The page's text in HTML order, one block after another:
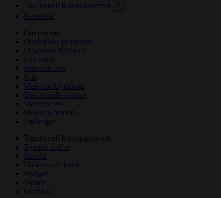
Traditionelt Kunsthåndværk
Kosmetik
Gastronomi
Økologiske produkter
Olivenolie Mallorca
Sobrasada
Mallorca oste
Paté
Mallorca krydderier
Traditionelle spiritus
Mallorca vin
Mallorca mandel
Småkager
Traditionelt Kunsthåndværk
Typiske stoffer
Siurells
Håndlavede knive
Slynger
Mørtel
Ocarinas